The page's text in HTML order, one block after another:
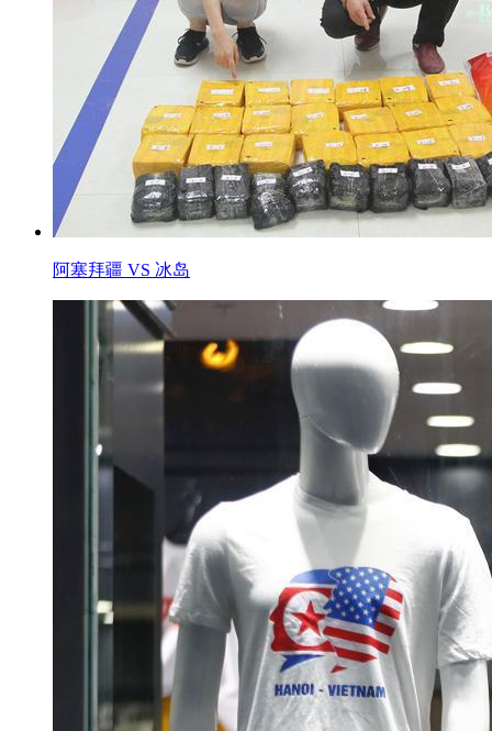
阿塞拜疆 VS 冰岛